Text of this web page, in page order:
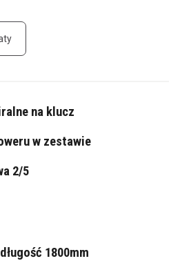
na klucz
w zestawie
2/5
1800mm